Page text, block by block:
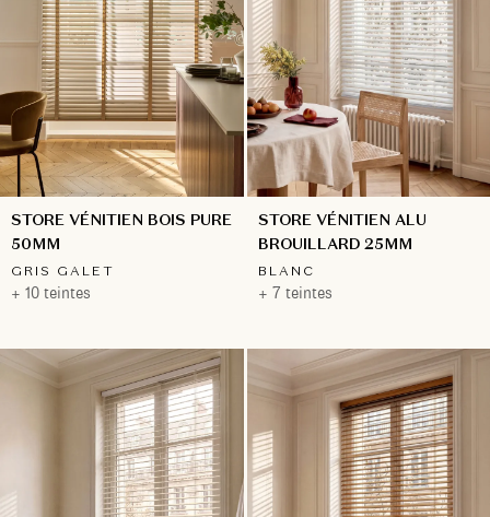
STORE VÉNITIEN BOIS PURE
50MM
GRIS GALET
+ 10 teintes
STORE VÉNITIEN ALU
BROUILLARD 25MM
BLANC
+ 7 teintes